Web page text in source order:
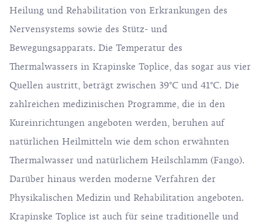
Heilung und Rehabilitation von Erkrankungen des
Nervensystems sowie des Stütz- und
Bewegungsapparats. Die Temperatur des
Thermalwassers in Krapinske Toplice, das sogar aus vier
Quellen austritt, beträgt zwischen 39°C und 41°C. Die
zahlreichen medizinischen Programme, die in den
Kureinrichtungen angeboten werden, beruhen auf
natürlichen Heilmitteln wie dem schon erwähnten
Thermalwasser und natürlichem Heilschlamm (Fango).
Darüber hinaus werden moderne Verfahren der
Physikalischen Medizin und Rehabilitation angeboten.
Krapinske Toplice ist auch für seine traditionelle und